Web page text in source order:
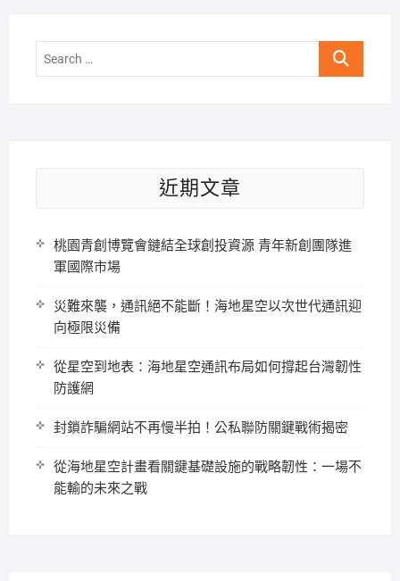
Search
近期文章
桃園青創博覽會鏈結全球創投資源 青年新創團隊進
軍國際市場
災難來襲，通訊絕不能斷！海地星空以次世代通訊迎
向極限災備
從星空到地表：海地星空通訊布局如何撐起台灣韌性
防護網
封鎖詐騙網站不再慢半拍！公私聯防關鍵戰術揭密
從海地星空計畫看關鍵基礎設施的戰略韌性：一場不
能輸的未來之戰